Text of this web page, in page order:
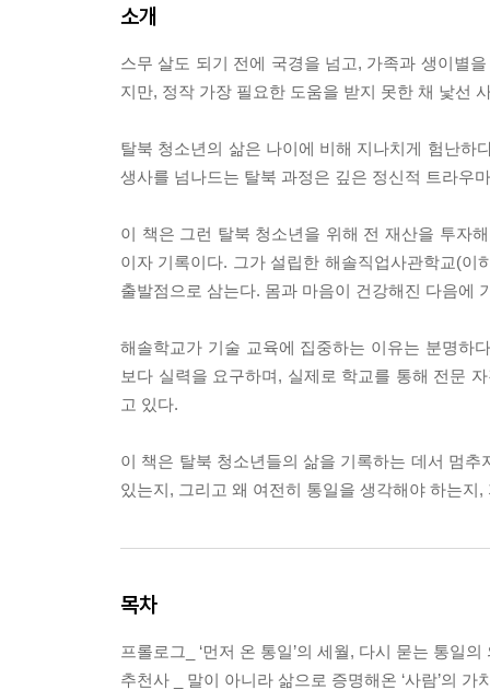
소개
스무 살도 되기 전에 국경을 넘고, 가족과 생이별
지만, 정작 가장 필요한 도움을 받지 못한 채 낯선
탈북 청소년의 삶은 나이에 비해 지나치게 험난하
생사를 넘나드는 탈북 과정은 깊은 정신적 트라우
이 책은 그런 탈북 청소년을 위해 전 재산을 투자
이자 기록이다. 그가 설립한 해솔직업사관학교(
출발점으로 삼는다. 몸과 마음이 건강해진 다음에
해솔학교가 기술 교육에 집중하는 이유는 분명하
보다 실력을 요구하며, 실제로 학교를 통해 전문
고 있다.
이 책은 탈북 청소년들의 삶을 기록하는 데서 멈
있는지, 그리고 왜 여전히 통일을 생각해야 하는지
목차
프롤로그_ ‘먼저 온 통일’의 세월, 다시 묻는 통일의
추천사 _ 말이 아니라 삶으로 증명해온 ‘사람’의 가